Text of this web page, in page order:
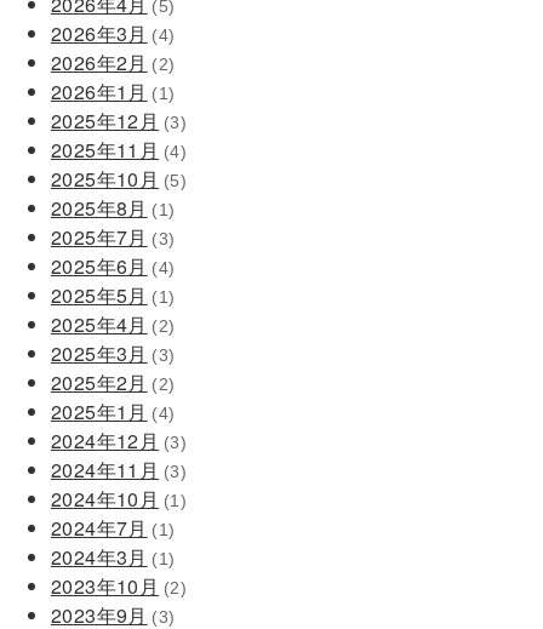
(5)
2026年3月 (4)
2026年2月 (2)
2026年1月 (1)
2025年12月 (3)
2025年11月 (4)
2025年10月 (5)
2025年8月 (1)
2025年7月 (3)
2025年6月 (4)
2025年5月 (1)
2025年4月 (2)
2025年3月 (3)
2025年2月 (2)
2025年1月 (4)
2024年12月 (3)
2024年11月 (3)
2024年10月 (1)
2024年7月 (1)
2024年3月 (1)
2023年10月 (2)
2023年9月 (3)